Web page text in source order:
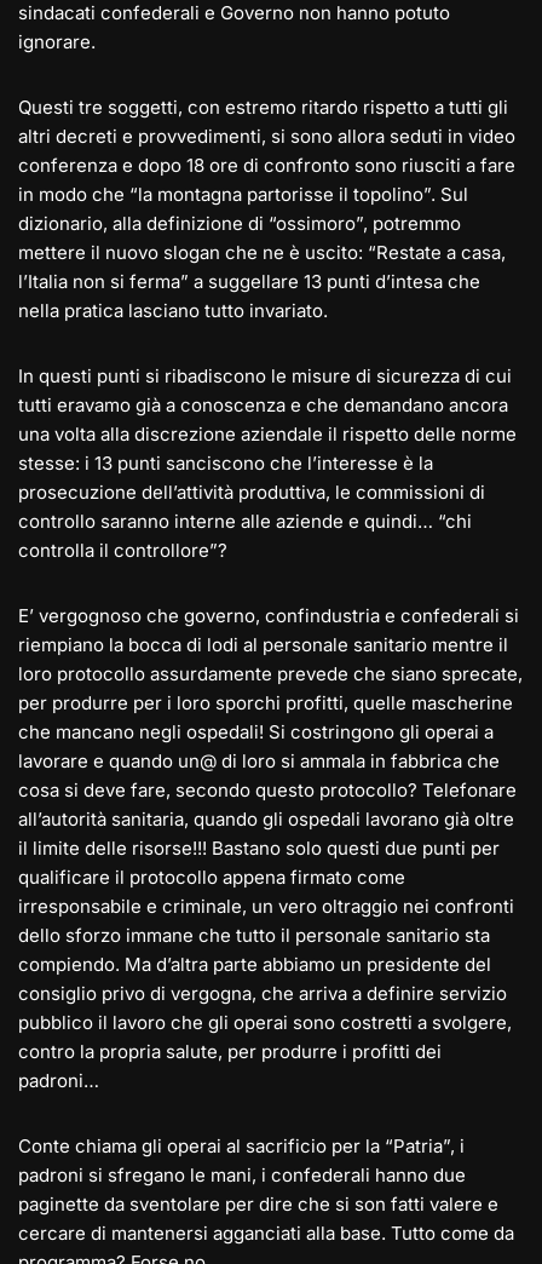
sindacati confederali e Governo non hanno potuto
ignorare.
Questi tre soggetti, con estremo ritardo rispetto a tutti gli
altri decreti e provvedimenti, si sono allora seduti in video
conferenza e dopo 18 ore di confronto sono riusciti a fare
in modo che “la montagna partorisse il topolino”. Sul
dizionario, alla definizione di “ossimoro”, potremmo
mettere il nuovo slogan che ne è uscito: “Restate a casa,
l’Italia non si ferma” a suggellare 13 punti d’intesa che
nella pratica lasciano tutto invariato.
In questi punti si ribadiscono le misure di sicurezza di cui
tutti eravamo già a conoscenza e che demandano ancora
una volta alla discrezione aziendale il rispetto delle norme
stesse: i 13 punti sanciscono che l’interesse è la
prosecuzione dell’attività produttiva, le commissioni di
controllo saranno interne alle aziende e quindi… “chi
controlla il controllore”?
E’ vergognoso che governo, confindustria e confederali si
riempiano la bocca di lodi al personale sanitario mentre il
loro protocollo assurdamente prevede che siano sprecate,
per produrre per i loro sporchi profitti, quelle mascherine
che mancano negli ospedali! Si costringono gli operai a
lavorare e quando un@ di loro si ammala in fabbrica che
cosa si deve fare, secondo questo protocollo? Telefonare
all’autorità sanitaria, quando gli ospedali lavorano già oltre
il limite delle risorse!!! Bastano solo questi due punti per
qualificare il protocollo appena firmato come
irresponsabile e criminale, un vero oltraggio nei confronti
dello sforzo immane che tutto il personale sanitario sta
compiendo. Ma d’altra parte abbiamo un presidente del
consiglio privo di vergogna, che arriva a definire servizio
pubblico il lavoro che gli operai sono costretti a svolgere,
contro la propria salute, per produrre i profitti dei
padroni…
Conte chiama gli operai al sacrificio per la “Patria”, i
padroni si sfregano le mani, i confederali hanno due
paginette da sventolare per dire che si son fatti valere e
cercare di mantenersi agganciati alla base. Tutto come da